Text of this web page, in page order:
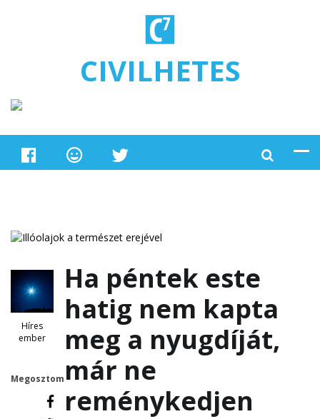
CIVILHETES
Híres
ember
Megosztom
Ha péntek este
hatig nem kapta
meg a nyugdíját,
már ne
reménykedjen